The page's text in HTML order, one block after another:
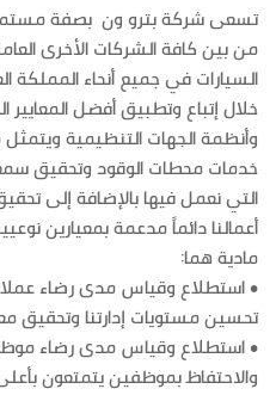
تسعى شركة بترو ون بصفة
من بين كافة الشركات الأخرى
السيارات في جميع أنحاء المملكة
خلال إتباع وتطبيق أفضل المعايير
وأنظمة الجهات التنظيمية ويتمثل
خدمات محطات الوقود وتحقيق
التي نعمل فيها بالإضافة إلى
أعمالنا دائماً مدعمة بمعيارين
مادية هما:
• استطلاع وقياس مدى رضاء
تحسين مستويات إدارتنا وتحقيق
• استطلاع وقياس مدى رضاء
والاحتفاظ بموظفين يتمتعون